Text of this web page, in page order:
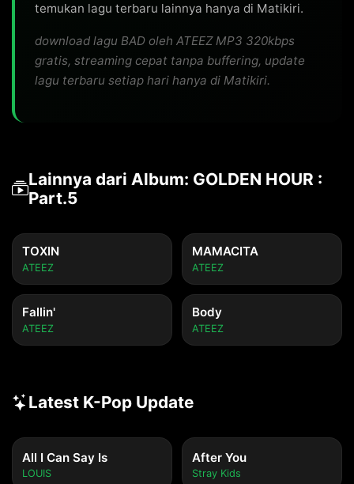
temukan lagu terbaru lainnya hanya di Matikiri.
download lagu BAD oleh ATEEZ MP3 320kbps
gratis, streaming cepat tanpa buffering, update
lagu terbaru setiap hari hanya di Matikiri.
Lainnya dari Album: GOLDEN HOUR :
Part.5
TOXIN
ATEEZ
MAMACITA
ATEEZ
Fallin'
ATEEZ
Body
ATEEZ
Latest K-Pop Update
All I Can Say Is
LOUIS
After You
Stray Kids